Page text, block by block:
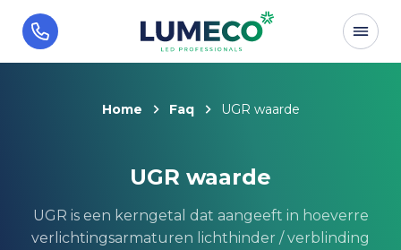
Home Faq UGR waarde
UGR waarde
UGR is een kerngetal dat aangeeft in hoeverre
verlichtingsarmaturen lichthinder / verblinding